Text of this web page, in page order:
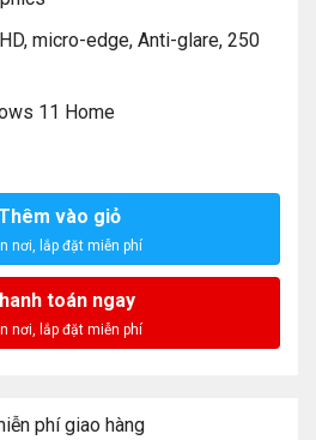
micro-edge, Anti-glare, 250
11 Home
vào giỏ
toán ngay
phí giao hàng